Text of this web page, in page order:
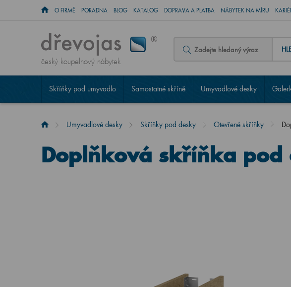
O FIRMĚ PORADNA BLOG KATALOG DOPRAVA A PLATBA NÁBYTEK NA MÍRU
český koupelnový nábytek
Skříňky pod umyvadlo Samostatné skříně Umyvadlové desky
Umyvadlové desky Skříňky pod desky Otevřené skříňky
Doplňková skříňka pod